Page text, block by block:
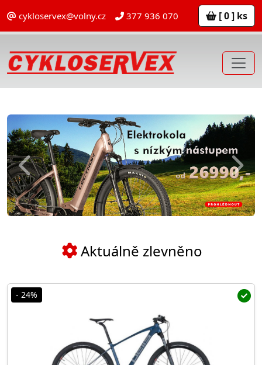
cykloservex@volny.cz 377 936 070 [ 0 ] ks
Previous Next
Aktuálně zlevněno
- 24%